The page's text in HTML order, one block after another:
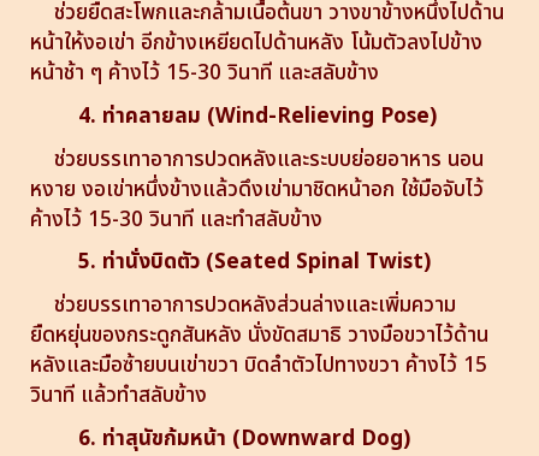
ช่วยยืดสะโพกและกล้ามเนื้อต้นขา วางขาข้างหนึ่งไปด้าน
หน้าให้งอเข่า อีกข้างเหยียดไปด้านหลัง โน้มตัวลงไปข้าง
หน้าช้า ๆ ค้างไว้ 15-30 วินาที และสลับข้าง
4. ท่าคลายลม (Wind-Relieving Pose)
ช่วยบรรเทาอาการปวดหลังและระบบย่อยอาหาร นอน
หงาย งอเข่าหนึ่งข้างแล้วดึงเข่ามาชิดหน้าอก ใช้มือจับไว้
ค้างไว้ 15-30 วินาที และทำสลับข้าง
5. ท่านั่งบิดตัว (Seated Spinal Twist)
ช่วยบรรเทาอาการปวดหลังส่วนล่างและเพิ่มความ
ยืดหยุ่นของกระดูกสันหลัง นั่งขัดสมาธิ วางมือขวาไว้ด้าน
หลังและมือซ้ายบนเข่าขวา บิดลำตัวไปทางขวา ค้างไว้ 15
วินาที แล้วทำสลับข้าง
6. ท่าสุนัขก้มหน้า (Downward Dog)